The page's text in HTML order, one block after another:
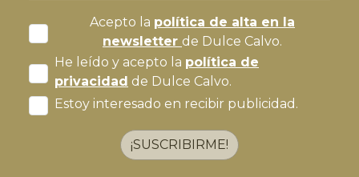
Acepto la política de alta en la
newsletter de Dulce Calvo.
He leído y acepto la política de
privacidad de Dulce Calvo.
Estoy interesado en recibir publicidad.
¡SUSCRIBIRME!